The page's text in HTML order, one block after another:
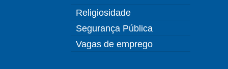
Religiosidade
Segurança Pública
Vagas de emprego